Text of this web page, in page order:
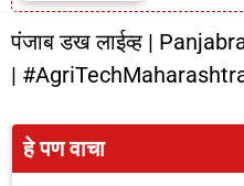
पंजाब डख लाईव्ह |
|
हे पण वाचा